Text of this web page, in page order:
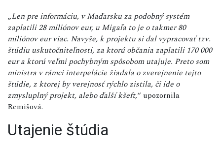
„Len pre informáciu, v Maďarsku za podobný systém
zaplatili 28 miliónov eur, u Migaľa to je o takmer 80
miliónov eur viac. Navyše, k projektu si dal vypracovať tzv.
štúdiu uskutočniteľnosti, za ktorú občania zaplatili 170 000
eur a ktorú veľmi pochybným spôsobom utajuje. Preto som
ministra v rámci interpelácie žiadala o zverejnenie tejto
štúdie, z ktorej by verejnosť rýchlo zistila, či ide o
zmysluplný projekt, alebo ďalší kšeft,“ upozornila
Remišová.
Utajenie štúdia